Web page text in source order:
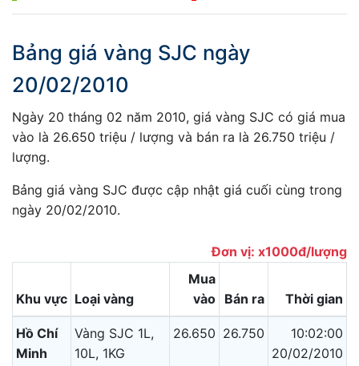
Bảng giá vàng SJC ngày
20/02/2010
Ngày 20 tháng 02 năm 2010, giá vàng SJC có giá mua
vào là 26.650 triệu / lượng và bán ra là 26.750 triệu /
lượng.
Bảng giá vàng SJC được cập nhật giá cuối cùng trong
ngày 20/02/2010.
Đơn vị: x1000đ/lượng
Khu vực Loại vàng
Mua
vào Bán ra Thời gian
Hồ Chí
Minh
Vàng SJC 1L,
10L, 1KG
26.650 26.750
10:02:00
20/02/2010